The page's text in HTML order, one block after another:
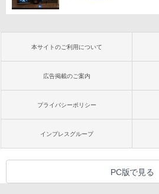
本サイトのご利用について
広告掲載のご案内
プライバシーポリシー
インプレスグループ
PC版で見る